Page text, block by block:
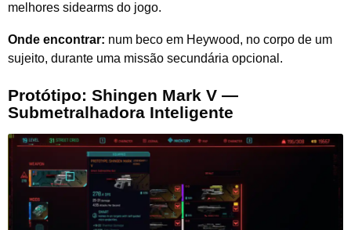
melhores sidearms do jogo.
Onde encontrar: num beco em Heywood, no corpo de um
sujeito, durante uma missão secundária opcional.
Protótipo: Shingen Mark V —
Submetralhadora Inteligente